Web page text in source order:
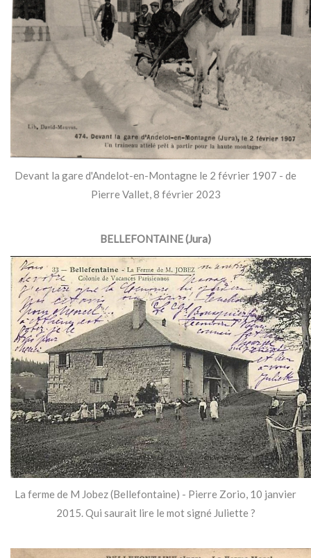
Devant la gare d'Andelot-en-Montagne le 2 février 1907 - de
Pierre Vallet, 8 février 2023
BELLEFONTAINE (Jura)
La ferme de M Jobez (Bellefontaine) - Pierre Zorio, 10 janvier
2015. Qui saurait lire le mot signé Juliette ?